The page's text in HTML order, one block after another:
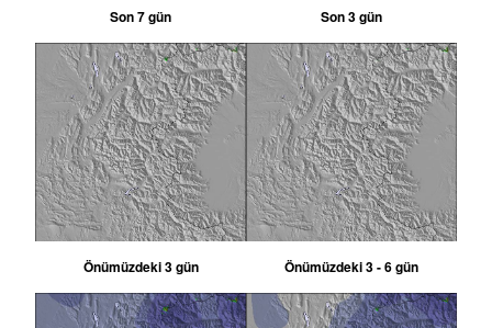
Son 7 gün Son 3 gün
Önümüzdeki 3 gün Önümüzdeki 3 - 6 gün